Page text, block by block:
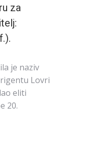
za
je naziv
Lovri
eliti
20.